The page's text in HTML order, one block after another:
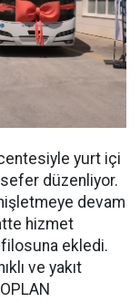
yurt içi
düzenliyor.
devam
hizmet
filosuna ekledi.
ve yakıt